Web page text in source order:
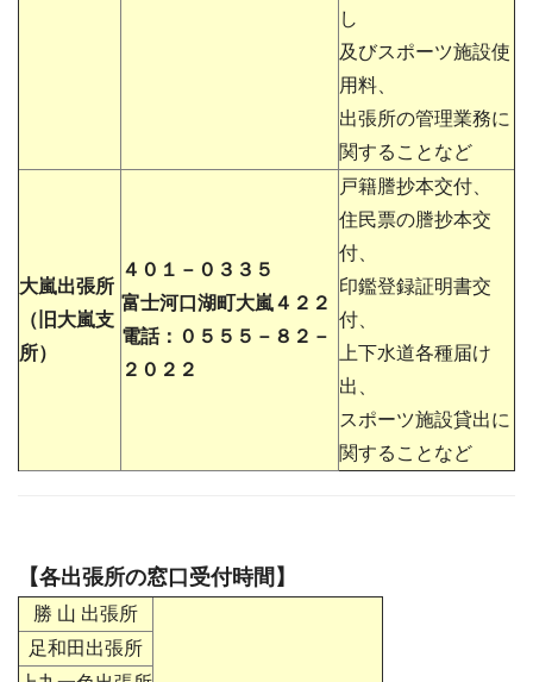
し
及びスポーツ施設使
用料、
出張所の管理業務に
関することなど
大嵐出張所
（旧大嵐支
所）
４０１－０３３５
富士河口湖町大嵐４２２
電話：０５５５－８２－
２０２２
戸籍謄抄本交付、
住民票の謄抄本交
付、
印鑑登録証明書交
付、
上下水道各種届け
出、
スポーツ施設貸出に
関することなど
【各出張所の窓口受付時間】
勝 山 出張所
足和田出張所